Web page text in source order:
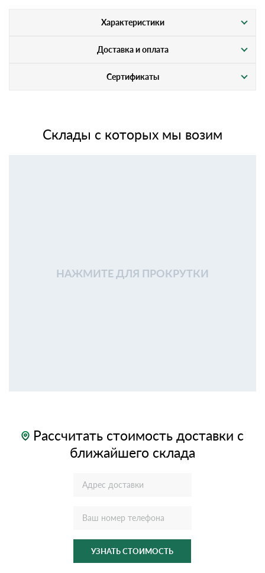
Характеристики
Доставка и оплата
Сертификаты
Склады с которых мы возим
НАЖМИТЕ ДЛЯ ПРОКРУТКИ
Рассчитать стоимость доставки с
ближайшего склада
УЗНАТЬ СТОИМОСТЬ